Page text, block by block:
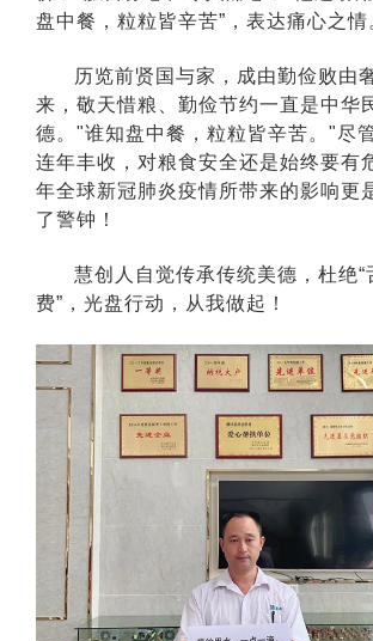
盘中餐，粒粒皆辛苦”，表达痛心之情
历览前贤国与家，成由勤俭败由
来，敬天惜粮、勤俭节约一直是中华
德。"谁知盘中餐，粒粒皆辛苦。"尽
连年丰收，对粮食安全还是始终要有
年全球新冠肺炎疫情所带来的影响更
了警钟！
慧创人自觉传承传统美德，杜绝“
费”，光盘行动，从我做起！